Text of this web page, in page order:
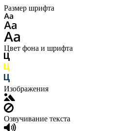
Размер шрифта
Цвет фона и шрифта
Изображения
Озвучивание текста